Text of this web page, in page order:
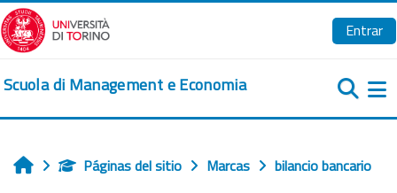
Salta al contenido principal
Entrar
Scuola di Management e Economia
InicioPáginas del sitio Marcas bilancio bancario